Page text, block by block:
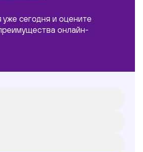
уже сегодня и оцените
онлайн-